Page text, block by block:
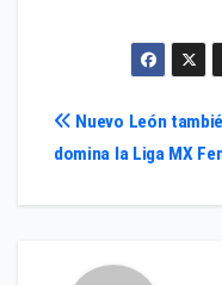
Nuevo León
domina la Liga MX